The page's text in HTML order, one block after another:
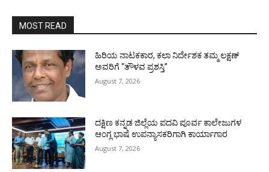
MOST READ
ಹಿರಿಯ ನಾಟಕಕಾರ, ಕಲಾ ನಿರ್ದೇಶಕ ತಮ್ಮ ಲಕ್ಷಣ್
ಅವರಿಗೆ “ತೌಳವ ಪ್ರಶಸ್ತಿ”
August 7, 2026
ದಕ್ಷಿಣ ಕನ್ನಡ ಜಿಲ್ಲೆಯ ಪದವಿ ಪೂರ್ವ ಕಾಲೇಜುಗಳ
ಆಂಗ್ಲ ಭಾಷೆ ಉಪನ್ಯಾಸಕರಿಗಾಗಿ ಕಾರ್ಯಾಗಾರ
August 7, 2026